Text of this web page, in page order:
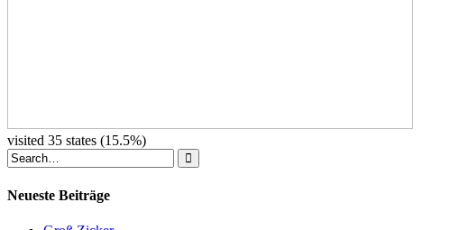
visited 35 states (15.5%)
Neueste Beiträge